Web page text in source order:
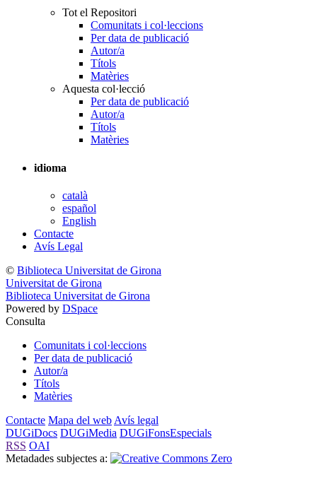
Tot el Repositori
Comunitats i col·leccions
Per data de publicació
Autor/a
Títols
Matèries
Aquesta col·lecció
Per data de publicació
Autor/a
Títols
Matèries
idioma
català
español
English
Contacte
Avís Legal
© Biblioteca Universitat de Girona
Universitat de Girona
Biblioteca Universitat de Girona
Powered by DSpace
Consulta
Comunitats i col·leccions
Per data de publicació
Autor/a
Títols
Matèries
Contacte Mapa del web Avís legal
DUGiDocs DUGiMedia DUGiFonsEspecials
RSS OAI
Metadades subjectes a: